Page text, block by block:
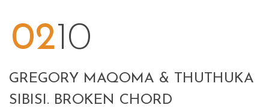
0210
GREGORY MAQOMA & THUTHUKA
SIBISI. BROKEN CHORD